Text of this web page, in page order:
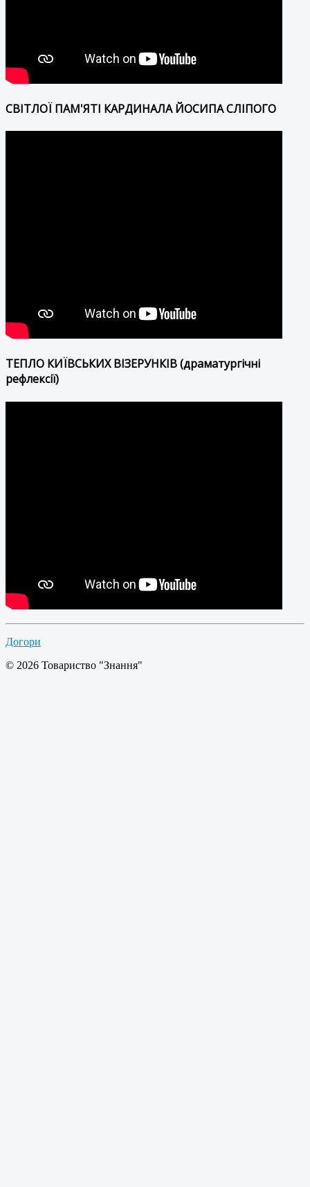
СВІТЛОЇ ПАМ'ЯТІ КАРДИНАЛА ЙОСИПА СЛІПОГО
ТЕПЛО КИЇВСЬКИХ ВІЗЕРУНКІВ (драматургічні
рефлексії)
Догори
© 2026 Товариство "Знання"